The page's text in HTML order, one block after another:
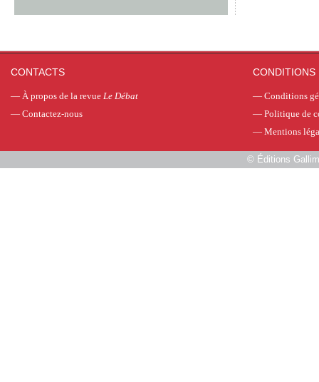
CONTACTS
— À propos de la revue Le Débat
— Contactez-nous
CONDITIONS
— Conditions
— Politique de
— Mentions
© Éditions